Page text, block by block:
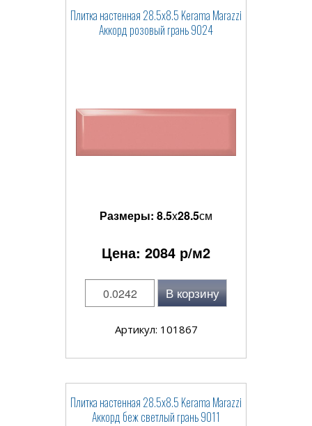
Плитка настенная 28.5x8.5 Kerama Marazzi
Аккорд розовый грань 9024
Размеры: 8.5x28.5см
Цена: 2084 р/м2
В корзину
Артикул: 101867
Плитка настенная 28.5x8.5 Kerama Marazzi
Аккорд беж светлый грань 9011